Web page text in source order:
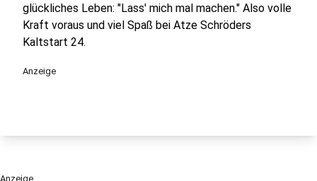
glückliches Leben: "Lass' mich mal machen." Also volle
Kraft voraus und viel Spaß bei Atze Schröders
Kaltstart 24.
Anzeige
Anzeige